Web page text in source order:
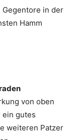
Gegentore in der
Hamm
von oben
ein gutes
weiteren Patzer